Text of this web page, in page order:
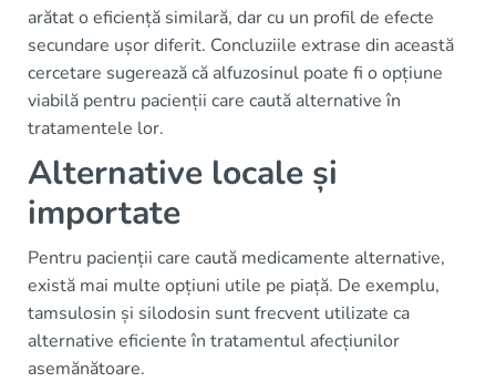
arătat o eficiență similară, dar cu un profil de efecte
secundare ușor diferit. Concluziile extrase din această
cercetare sugerează că alfuzosinul poate fi o opțiune
viabilă pentru pacienții care caută alternative în
tratamentele lor.
Alternative locale și
importate
Pentru pacienții care caută medicamente alternative,
există mai multe opțiuni utile pe piață. De exemplu,
tamsulosin și silodosin sunt frecvent utilizate ca
alternative eficiente în tratamentul afecțiunilor
asemănătoare.